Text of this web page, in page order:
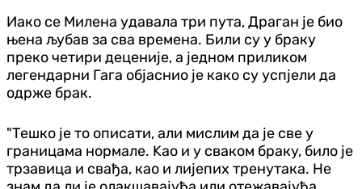
Иако се Милена удавала три пута, Драган је био
њена љубав за сва времена. Били су у браку
преко четири деценије, а једном приликом
легендарни Гага објаснио је како су успјели да
одрже брак.
"Тешко је то описати, али мислим да је све у
границама нормале. Kао и у сваком браку, било је
трзавица и свађа, као и лијепих тренутака. Не